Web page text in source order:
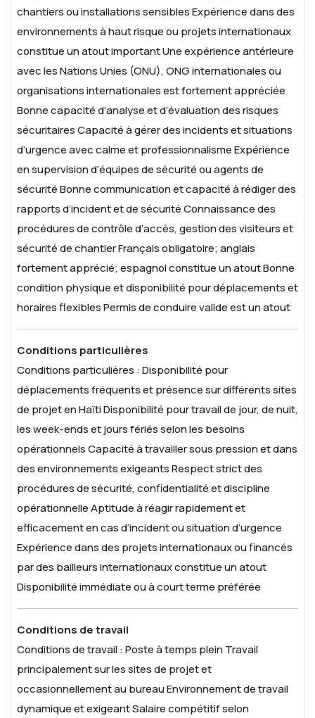
chantiers ou installations sensiblesExpérience dans des
environnements à haut risque ou projets internationaux
constitue un atout importantUne expérience antérieure
avec les Nations Unies (ONU), ONG internationales ou
organisations internationales est fortement appréciée
Bonne capacité d’analyse et d’évaluation des risques
sécuritairesCapacité à gérer des incidents et situations
d’urgence avec calme et professionnalismeExpérience
en supervision d’équipes de sécurité ou agents de
sécuritéBonne communication et capacité à rédiger des
rapports d’incident et de sécuritéConnaissance des
procédures de contrôle d’accès, gestion des visiteurs et
sécurité de chantierFrançais obligatoire; anglais
fortement apprécié; espagnol constitue un atoutBonne
condition physique et disponibilité pour déplacements et
horaires flexiblesPermis de conduire valide est un atout
Conditions particulières
Conditions particulières :Disponibilité pour
déplacements fréquents et présence sur différents sites
de projet en HaïtiDisponibilité pour travail de jour, de nuit,
les week-ends et jours fériés selon les besoins
opérationnelsCapacité à travailler sous pression et dans
des environnements exigeantsRespect strict des
procédures de sécurité, confidentialité et discipline
opérationnelleAptitude à réagir rapidement et
efficacement en cas d’incident ou situation d’urgence
Expérience dans des projets internationaux ou financés
par des bailleurs internationaux constitue un atout
Disponibilité immédiate ou à court terme préférée
Conditions de travail
Conditions de travail :Poste à temps pleinTravail
principalement sur les sites de projet et
occasionnellement au bureauEnvironnement de travail
dynamique et exigeantSalaire compétitif selon